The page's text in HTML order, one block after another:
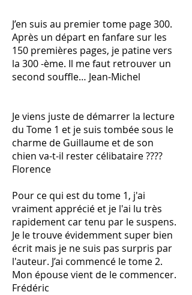
J’en suis au premier tome page 300.
Après un départ en fanfare sur les
150 premières pages, je patine vers
la 300 -ème. Il me faut retrouver un
second souffle… Jean-Michel
Je viens juste de démarrer la lecture
du Tome 1 et je suis tombée sous le
charme de Guillaume et de son
chien va-t-il rester célibataire ????
Florence
Pour ce qui est du tome 1, j'ai
vraiment apprécié et je l'ai lu très
rapidement car tenu par le suspens.
Je le trouve évidemment super bien
écrit mais je ne suis pas surpris par
l'auteur. J’ai commencé le tome 2.
Mon épouse vient de le commencer.
Frédéric